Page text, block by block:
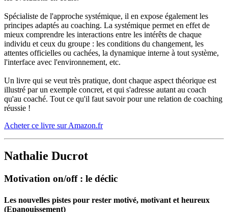
Spécialiste de l'approche systémique, il en expose également les
principes adaptés au coaching. La systémique permet en effet de
mieux comprendre les interactions entre les intérêts de chaque
individu et ceux du groupe : les conditions du changement, les
attentes officielles ou cachées, la dynamique interne à tout système,
l'interface avec l'environnement, etc.
Un livre qui se veut très pratique, dont chaque aspect théorique est
illustré par un exemple concret, et qui s'adresse autant au coach
qu'au coaché. Tout ce qu'il faut savoir pour une relation de coaching
réussie !
Acheter ce livre sur Amazon.fr
Nathalie Ducrot
Motivation on/off : le déclic
Les nouvelles pistes pour rester motivé, motivant et heureux
(Epanouissement)